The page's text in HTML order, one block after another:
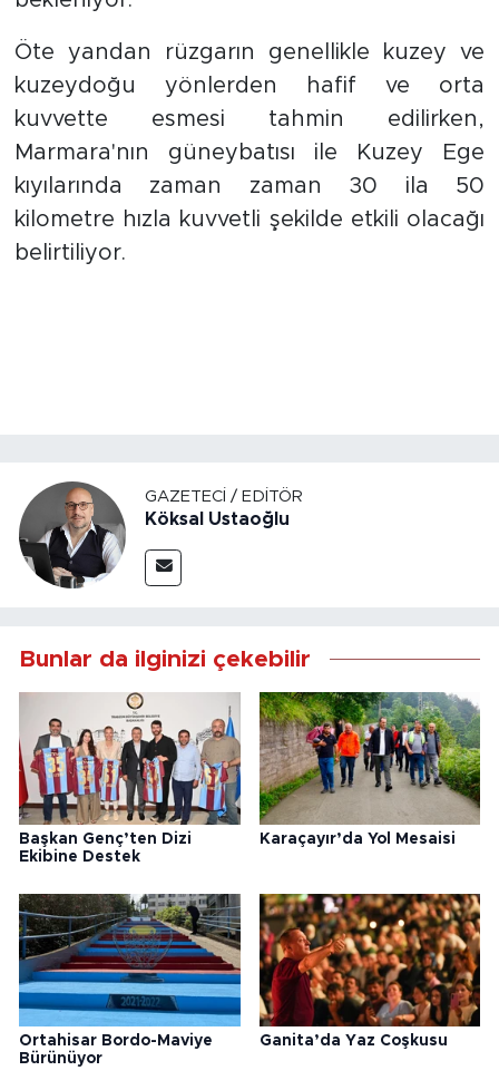
Öte yandan rüzgarın genellikle kuzey ve
kuzeydoğu yönlerden hafif ve orta
kuvvette esmesi tahmin edilirken,
Marmara'nın güneybatısı ile Kuzey Ege
kıyılarında zaman zaman 30 ila 50
kilometre hızla kuvvetli şekilde etkili olacağı
belirtiliyor.
GAZETECI / EDITÖR
Köksal Ustaoğlu
Bunlar da ilginizi çekebilir
Başkan Genç’ten Dizi
Ekibine Destek
Karaçayır’da Yol Mesaisi
Ortahisar Bordo-Maviye
Bürünüyor
Ganita’da Yaz Coşkusu